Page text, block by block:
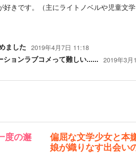
きです。（主にライトノベルや児童文学
ました 2019年4月7日 11:18
ションラブコメって難しい...... 2019年3月
度の邂
偏屈な文学少女と本
娘が織りなす出会い